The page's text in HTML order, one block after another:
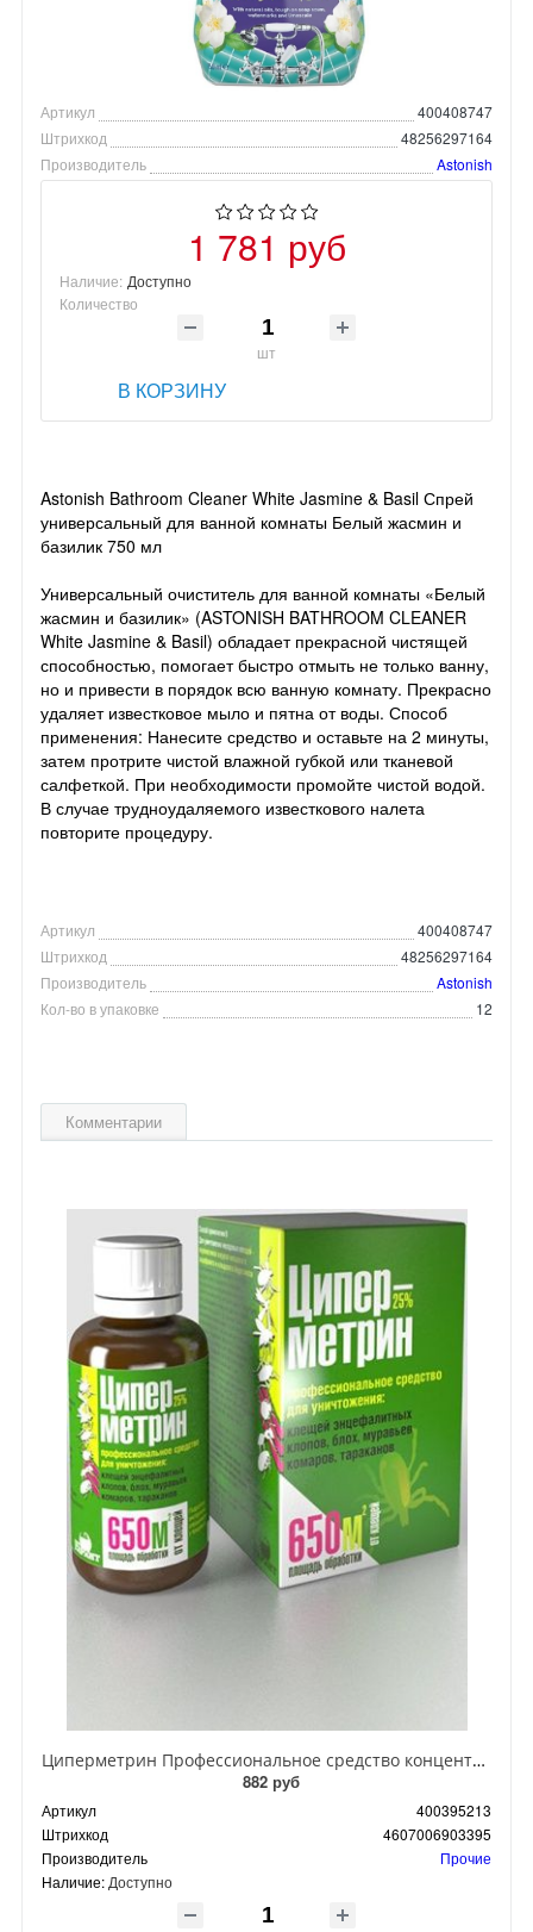
Артикул
400408747
Штрихкод
48256297164
Производитель
Astonish
1 781 руб
Наличие: Доступно
Количество
шт
В КОРЗИНУ
Astonish Bathroom Cleaner White Jasmine & Basil Спрей
универсальный для ванной комнаты Белый жасмин и
базилик 750 мл
Универсальный очиститель для ванной комнаты «Белый
жасмин и базилик» (ASTONISH BATHROOM CLEANER
White Jasmine & Basil) обладает прекрасной чистящей
способностью, помогает быстро отмыть не только ванну,
но и привести в порядок всю ванную комнату. Прекрасно
удаляет известковое мыло и пятна от воды. Способ
применения: Нанесите средство и оставьте на 2 минуты,
затем протрите чистой влажной губкой или тканевой
салфеткой. При необходимости промойте чистой водой.
В случае трудноудаляемого известкового налета
повторите процедуру.
Артикул
400408747
Штрихкод
48256297164
Производитель
Astonish
Кол-во в упаковке
12
Комментарии
Циперметрин Профессиональное средство концентрат эмульсии 25% для уничтожения тараканов, мух,комаров, блох, клопов, муравьев, ос 50 мл
882 руб
Артикул
400395213
Штрихкод
4607006903395
Производитель
Прочие
Наличие: Доступно